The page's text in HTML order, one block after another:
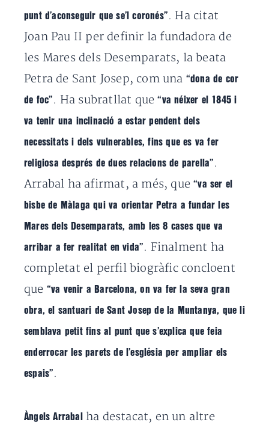
punt d’aconseguir que se’l coronés” . Ha citat
Joan Pau II per definir la fundadora de
les Mares dels Desemparats, la beata
Petra de Sant Josep, com una “dona de cor
de foc” . Ha subratllat que“va néixer el 1845 i
va tenir una inclinació a estar pendent dels
necessitats i dels vulnerables, fins que es va fer
religiosa després de dues relacions de parella” .
Arrabal ha afirmat, a més, que“va ser el
bisbe de Màlaga qui va orientar Petra a fundar les
Mares dels Desemparats, amb les 8 cases que va
arribar a fer realitat en vida” . Finalment ha
completat el perfil biogràfic concloent
que “va venir a Barcelona, on va fer la seva gran
obra, el santuari de Sant Josep de la Muntanya, que li
semblava petit fins al punt que s’explica que feia
enderrocar les parets de l’església per ampliar els
espais” .
Àngels Arrabal ha destacat, en un altre